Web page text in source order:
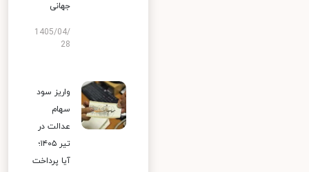
جهانی
1405/04/
28
واریز سود
سهام
عدالت در
تیر ۱۴۰۵؛
آیا پرداخت